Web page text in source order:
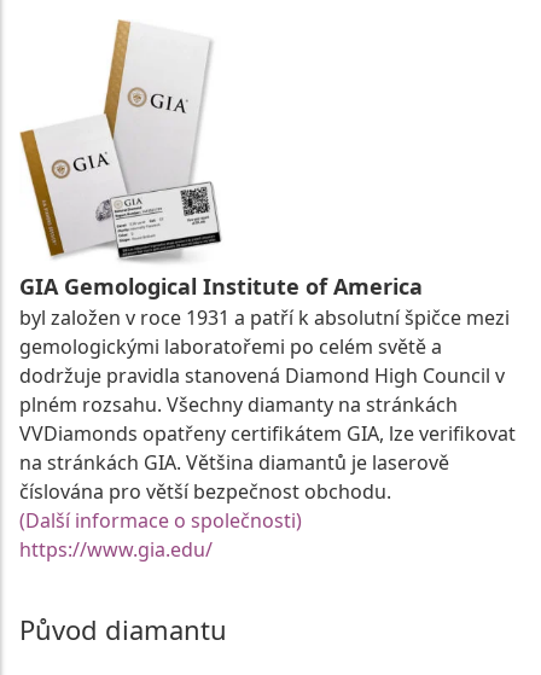
GIA Gemological Institute of America
byl založen v roce 1931 a patří k absolutní špičce mezi
gemologickými laboratořemi po celém světě a
dodržuje pravidla stanovená Diamond High Council v
plném rozsahu. Všechny diamanty na stránkách
VVDiamonds opatřeny certifikátem GIA, lze verifikovat
na stránkách GIA. Většina diamantů je laserově
číslována pro větší bezpečnost obchodu.
(Další informace o společnosti)
https://www.gia.edu/
Původ diamantu